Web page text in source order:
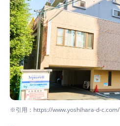
※引用：https://www.yoshihara-d-c.com/